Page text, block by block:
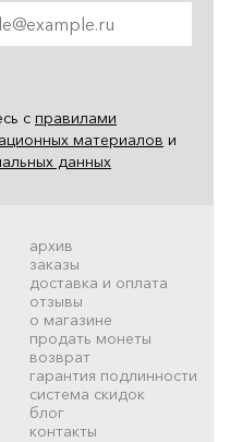
с правилами
материалов и
данных
архив
заказы
доставка и оплата
отзывы
о магазине
продать монеты
возврат
гарантия подлинности
система скидок
блог
контакты